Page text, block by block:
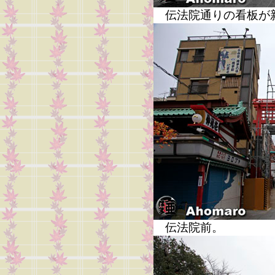
伝法院通りの看板が
伝法院前。